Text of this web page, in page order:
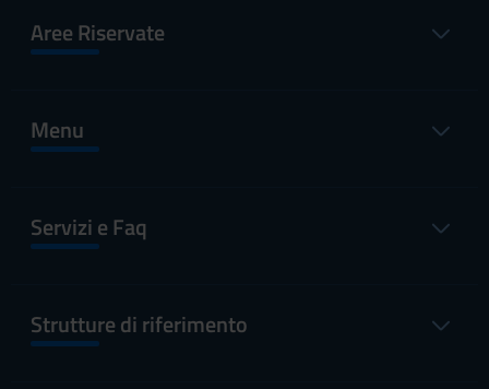
Aree Riservate
Menu
Servizi e Faq
Strutture di riferimento